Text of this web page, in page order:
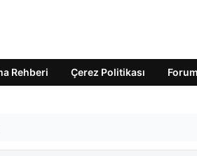
Rehberi Çerez Politikası Forum